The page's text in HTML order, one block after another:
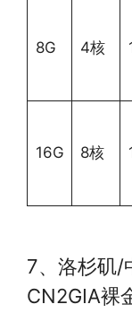
8G 4核
16G 8核
7、洛杉矶/
CN2GIA裸